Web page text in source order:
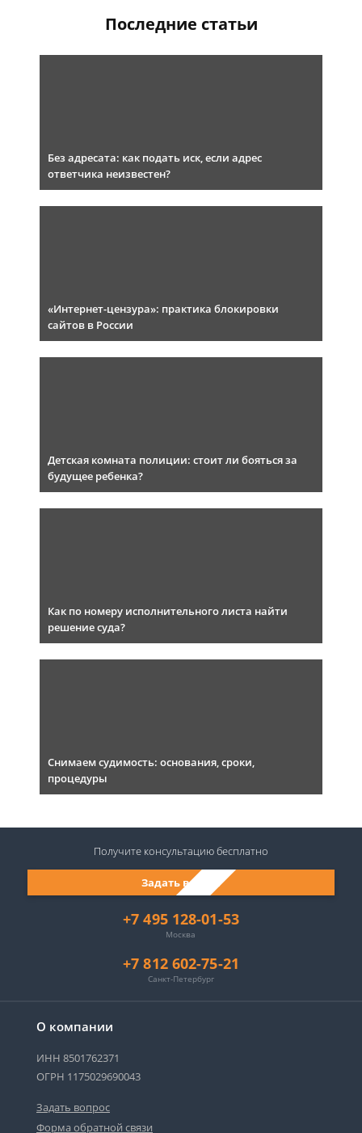
Последние статьи
Без адресата: как подать иск, если адрес
ответчика неизвестен?
«Интернет-цензура»: практика блокировки
сайтов в России
Детская комната полиции: стоит ли бояться за
будущее ребенка?
Как по номеру исполнительного листа найти
решение суда?
Снимаем судимость: основания, сроки,
процедуры
О компании
ИНН 8501762371
ОГРН 1175029690043
Задать вопрос
Форма обратной связи
+7 495 128-01-53
Москва
+7 812 602-75-21
Санкт-Петербург
Задать вопрос
Получите консультациюбесплатно